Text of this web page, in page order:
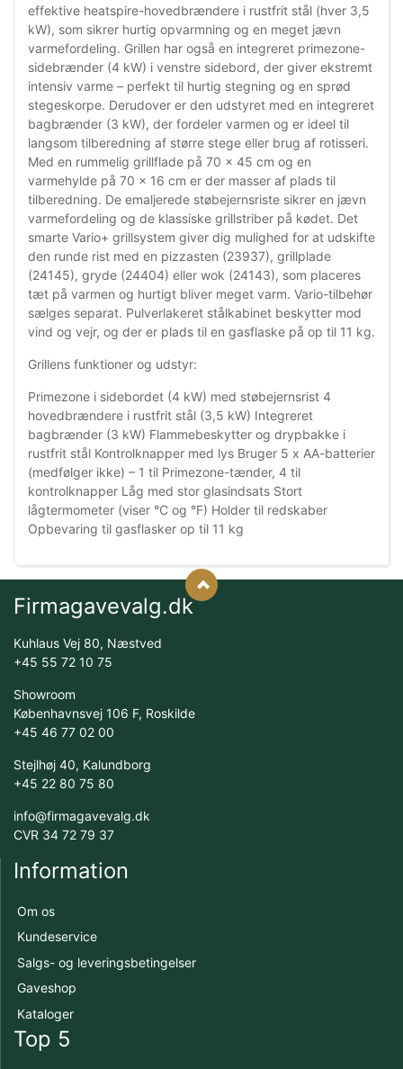
effektive heatspire-hovedbrændere i rustfrit stål (hver 3,5
kW), som sikrer hurtig opvarmning og en meget jævn
varmefordeling. Grillen har også en integreret primezone-
sidebrænder (4 kW) i venstre sidebord, der giver ekstremt
intensiv varme – perfekt til hurtig stegning og en sprød
stegeskorpe. Derudover er den udstyret med en integreret
bagbrænder (3 kW), der fordeler varmen og er ideel til
langsom tilberedning af større stege eller brug af rotisseri.
Med en rummelig grillflade på 70 x 45 cm og en
varmehylde på 70 x 16 cm er der masser af plads til
tilberedning. De emaljerede støbejernsriste sikrer en jævn
varmefordeling og de klassiske grillstriber på kødet. Det
smarte Vario+ grillsystem giver dig mulighed for at udskifte
den runde rist med en pizzasten (23937), grillplade
(24145), gryde (24404) eller wok (24143), som placeres
tæt på varmen og hurtigt bliver meget varm. Vario-tilbehør
sælges separat. Pulverlakeret stålkabinet beskytter mod
vind og vejr, og der er plads til en gasflaske på op til 11 kg.
Grillens funktioner og udstyr:
Primezone i sidebordet (4 kW) med støbejernsrist 4
hovedbrændere i rustfrit stål (3,5 kW) Integreret
bagbrænder (3 kW) Flammebeskytter og drypbakke i
rustfrit stål Kontrolknapper med lys Bruger 5 x AA-batterier
(medfølger ikke) – 1 til Primezone-tænder, 4 til
kontrolknapper Låg med stor glasindsats Stort
lågtermometer (viser °C og °F) Holder til redskaber
Opbevaring til gasflasker op til 11 kg
Firmagavevalg.dk
Kuhlaus Vej 80, Næstved
+45 55 72 10 75
Showroom
Københavnsvej 106 F, Roskilde
+45 46 77 02 00
Stejlhøj 40, Kalundborg
+45 22 80 75 80
info@firmagavevalg.dk
CVR 34 72 79 37
Information
Om os
Kundeservice
Salgs- og leveringsbetingelser
Gaveshop
Kataloger
Top 5